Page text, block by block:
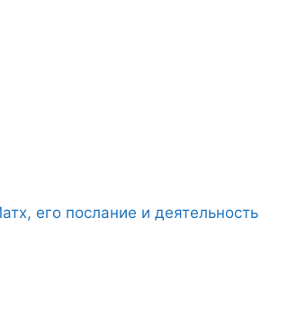
его послание и деятельность